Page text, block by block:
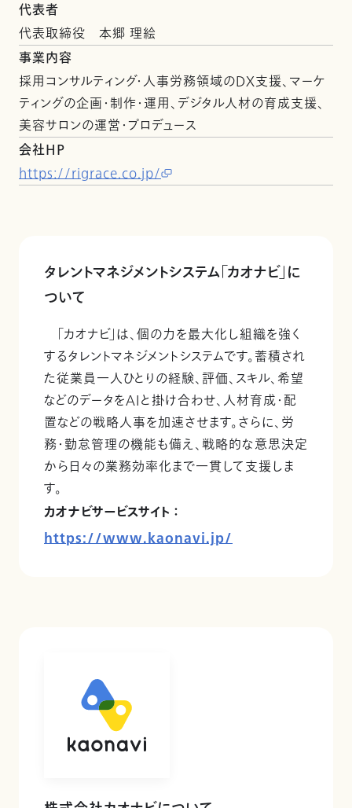
代表者
代表取締役 本郷 理絵
事業内容
採用コンサルティング・人事労務領域のDX支援、マーケ
ティングの企画・制作・運用、デジタル人材の育成支援、
美容サロンの運営・プロデュース
会社HP
https://rigrace.co.jp/
タレントマネジメントシステム「カオナビ」に
ついて
「カオナビ」は、個の力を最大化し組織を強く
するタレントマネジメントシステムです。蓄積され
た従業員一人ひとりの経験、評価、スキル、希望
などのデータをAIと掛け合わせ、人材育成・配
置などの戦略人事を加速させます。さらに、労
務・勤怠管理の機能も備え、戦略的な意思決定
から日々の業務効率化まで一貫して支援しま
す。
カオナビサービスサイト ：
https://www.kaonavi.jp/